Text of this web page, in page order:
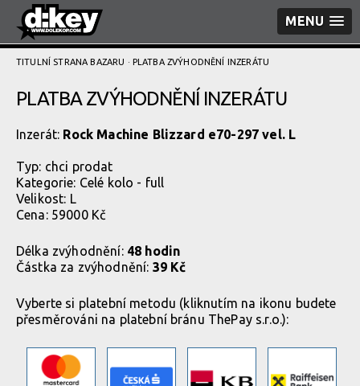
MENU
TITULNÍ STRANA BAZARU · PLATBA ZVÝHODNĚNÍ­ INZERÁTU
PLATBA ZVÝHODNĚNÍ­ INZERÁTU
Inzerát: Rock Machine Blizzard e70-297 vel. L
Typ: chci prodat
Kategorie: Celé kolo - full
Velikost: L
Cena: 59000 Kč
Délka zvýhodnění: 48 hodin
Částka za zvýhodnění: 39 Kč
Vyberte si platební metodu (kliknutím na ikonu budete
přesměrováni na platební bránu ThePay s.r.o.):